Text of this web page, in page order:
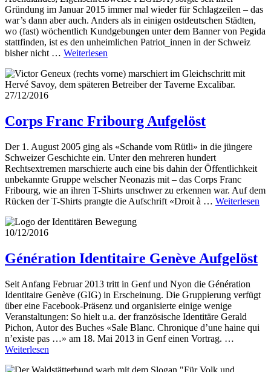
Gründung im Januar 2015 immer mal wieder für Schlagzeilen – das
war’s dann aber auch. Anders als in einigen ostdeutschen Städten,
wo (fast) wöchentlich Kundgebungen unter dem Banner von Pegida
stattfinden, ist es den unheimlichen Patriot_innen in der Schweiz
bisher nicht … Weiterlesen
27/12/2016
Corps Franc FribourgAufgelöst
Der 1. August 2005 ging als «Schande vom Rütli» in die jüngere
Schweizer Geschichte ein. Unter den mehreren hundert
Rechtsextremen marschierte auch eine bis dahin der Öffentlichkeit
unbekannte Gruppe welscher Neonazis mit – das Corps Franc
Fribourg, wie an ihren T-Shirts unschwer zu erkennen war. Auf dem
Rücken der T-Shirts prangte die Aufschrift «Droit à … Weiterlesen
10/12/2016
Génération Identitaire Genève Aufgelöst
Seit Anfang Februar 2013 tritt in Genf und Nyon die Génération
Identitaire Genève (GIG) in Erscheinung. Die Gruppierung verfügt
über eine Facebook-Präsenz und organisierte einige wenige
Veranstaltungen: So hielt u.a. der französische Identitäre Gerald
Pichon, Autor des Buches «Sale Blanc. Chronique d’une haine qui
n’existe pas …» am 18. Mai 2013 in Genf einen Vortrag. …
Weiterlesen